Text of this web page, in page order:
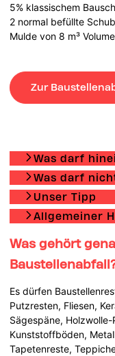
5% klassischem
2 normal befüllte
Mulde von 8 m³
Zur
Was darf
Was darf
Unser Tipp
Allgemeiner
Was gehört
Es dürfen
Putzresten, Fliesen,
Sägespäne,
Kunststoffböden,
Tapetenreste,